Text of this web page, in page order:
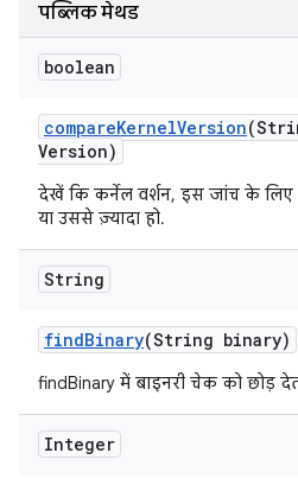
पब्लिक मेथड
boolean
compareKernelVersion
Version)
देखें कि कर्नेल वर्शन, इस जांच के लिए
या उससे ज़्यादा हो.
String
findBinary(String binary)
findBinary में बाइनरी चेक को छोड़
Integer